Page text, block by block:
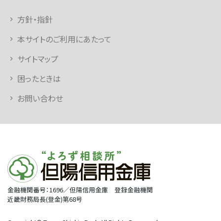
方針・指針
本サイトのご利用にあたって
サイトマップ
困ったときは
お問い合わせ
金融機関番号：1696／但陽信用金庫 登録金融機関
近畿財務局長(登金)第68号